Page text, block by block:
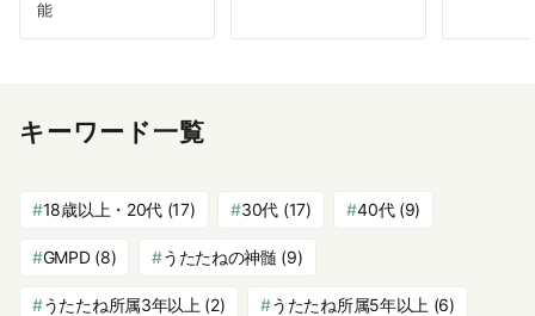
能
キーワード一覧
18歳以上・20代 (17) 30代 (17) 40代(9)
GMPD(8) うたたねの神髄 (9)
うたたね所属3年以上 (2) うたたね所属5年以上 (6)